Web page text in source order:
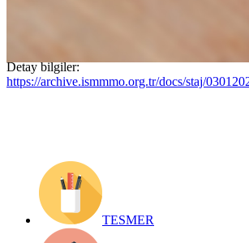
Detay bilgiler:
https://archive.ismmmo.org.tr/docs/staj/
TESMER